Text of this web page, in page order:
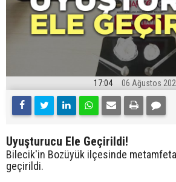
17:04 06 Ağustos
Uyuşturucu Ele Geçirildi!
Bilecik'in Bozüyük ilçesinde
geçirildi.